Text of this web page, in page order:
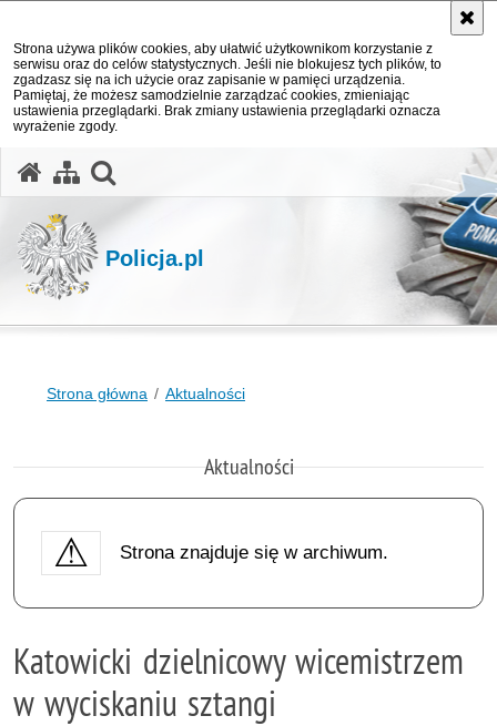
Strona używa plików cookies, aby ułatwić użytkownikom korzystanie z
serwisu oraz do celów statystycznych. Jeśli nie blokujesz tych plików, to
zgadzasz się na ich użycie oraz zapisanie w pamięci urządzenia.
Pamiętaj, że możesz samodzielnie zarządzać cookies, zmieniając
ustawienia przeglądarki. Brak zmiany ustawienia przeglądarki oznacza
wyrażenie zgody.
Policja.pl
Strona główna Aktualności
Aktualności
Strona znajduje się w archiwum.
Katowicki dzielnicowy wicemistrzem
w wyciskaniu sztangi